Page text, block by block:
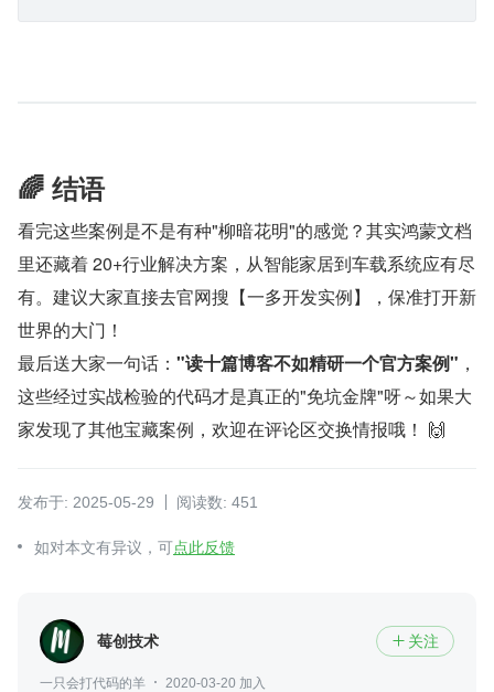
🌈 结语
看完这些案例是不是有种"柳暗花明"的感觉？其实鸿蒙文档
里还藏着 20+行业解决方案，从智能家居到车载系统应有尽
有。建议大家直接去官网搜【一多开发实例】，保准打开新
世界的大门！
最后送大家一句话： "读十篇博客不如精研一个官方案例" ，
这些经过实战检验的代码才是真正的"免坑金牌"呀～如果大
家发现了其他宝藏案例，欢迎在评论区交换情报哦！ 🙌
发布于: 2025-05-29 阅读数: 451
如对本文有异议，可点此反馈
莓创技术  关注
一只会打代码的羊
2020-03-20 加入